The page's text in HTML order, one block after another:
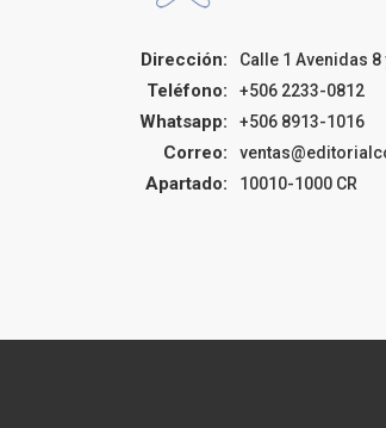
Dirección: Calle 1 Avenidas 8
Teléfono: +506 2233-0812
Whatsapp: +506 8913-1016
Correo:
Apartado: 10010-1000 CR